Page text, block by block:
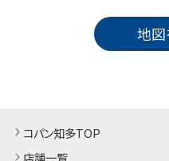
地図
コパン知多TOP
店舗一覧